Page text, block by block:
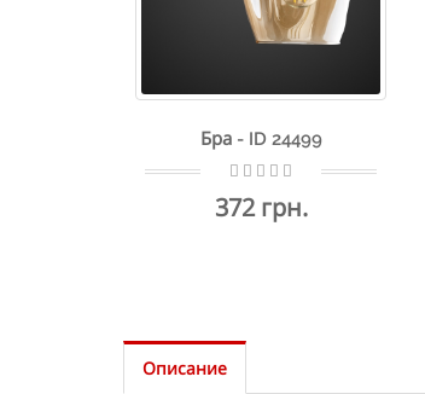
Бра - ID 24499
372 грн.
Описание